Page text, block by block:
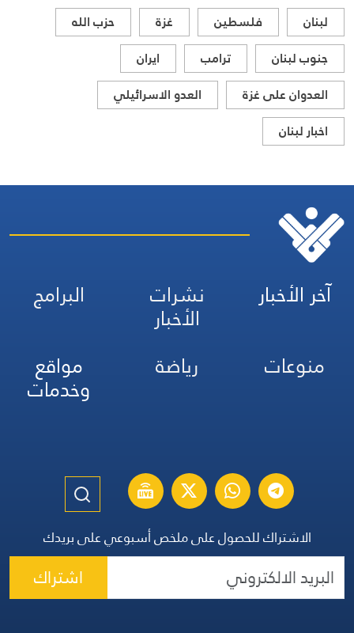
لبنان فلسطين غزة
حزب الله
جنوب لبنان
ترامب
ايران
العدوان على غزة
العدو الاسرائيلي
اخبار لبنان
آخر الأخبار نشرات
الأخبار
البرامج
منوعات
رياضة مواقع
وخدمات
الاشتراك للحصول على ملخص أسبوعي على بريدك
اشتراك